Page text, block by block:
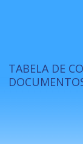
ISO 9001:
A
TABELA DE